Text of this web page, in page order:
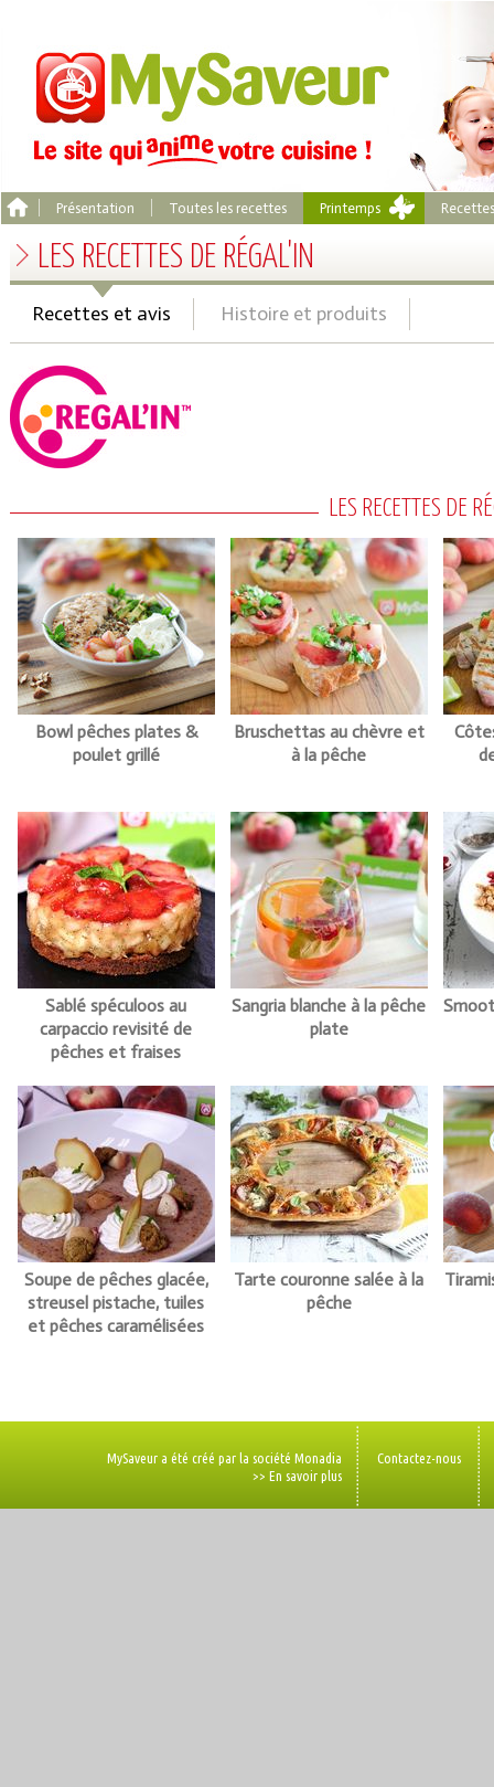
Présentation Toutes les recettes Printemps
LES RECETTES DE RÉGAL'IN
Recettes et avis Histoire et produits
LES RECETTES DE
Bowl pêches plates &
poulet grillé
Bruschettas au chèvre et
à la pêche
Sablé spéculoos au
carpaccio revisité de
pêches et fraises
Sangria blanche à la pêche
plate
Soupe de pêches glacée,
streusel pistache, tuiles
et pêches caramélisées
Tarte couronne salée à la
pêche
Coupons de réduction
Saveurs de l'Année
MySaveur a été créé par la société Monadia
>> En savoir plus
Contactez-nous